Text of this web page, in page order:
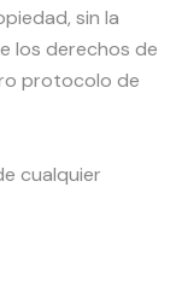
sin la
los derechos de
protocolo de
cualquier